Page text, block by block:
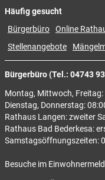
Bürgerbüro (Tel.: 04743
Montag, Mittwoch, Freitag:
Dienstag, Donnerstag:
Rathaus Langen: zweiter
Rathaus Bad Bederkesa:
Samstagsöffnungszeiten:
Besuche im
Häufig gesucht
Bürgerbüro Online
Stellenangebote